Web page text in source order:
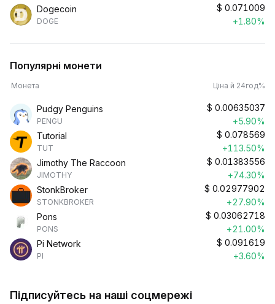
Dogecoin
DOGE
$ 0.071009
+1.80%
Популярні монети
Монета Ціна й 24год%
Pudgy Penguins
PENGU
$ 0.00635037
+5.90%
Tutorial
TUT
$ 0.078569
+113.50%
Jimothy The Raccoon
JIMOTHY
$ 0.01383556
+74.30%
StonkBroker
STONKBROKER
$ 0.02977902
+27.90%
Pons
PONS
$ 0.03062718
+21.00%
Pi Network
PI
$ 0.091619
+3.60%
Підписуйтесь на наші соцмережі